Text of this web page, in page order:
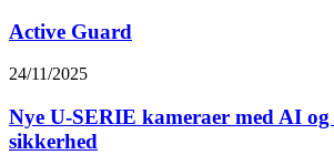
Active Guard
24/11/2025
Nye U-SERIE kameraer med AI
sikkerhed